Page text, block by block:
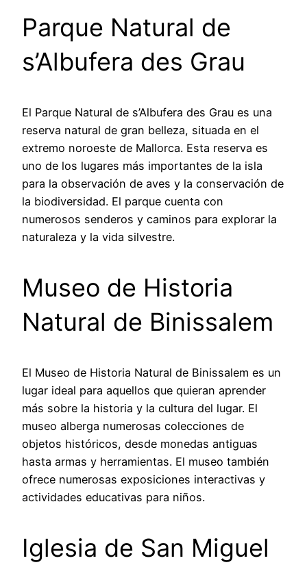
Parque Natural de
s’Albufera des Grau
El Parque Natural de s’Albufera des Grau es una
reserva natural de gran belleza, situada en el
extremo noroeste de Mallorca. Esta reserva es
uno de los lugares más importantes de la isla
para la observación de aves y la conservación de
la biodiversidad. El parque cuenta con
numerosos senderos y caminos para explorar la
naturaleza y la vida silvestre.
Museo de Historia
Natural de Binissalem
El Museo de Historia Natural de Binissalem es un
lugar ideal para aquellos que quieran aprender
más sobre la historia y la cultura del lugar. El
museo alberga numerosas colecciones de
objetos históricos, desde monedas antiguas
hasta armas y herramientas. El museo también
ofrece numerosas exposiciones interactivas y
actividades educativas para niños.
Iglesia de San Miguel